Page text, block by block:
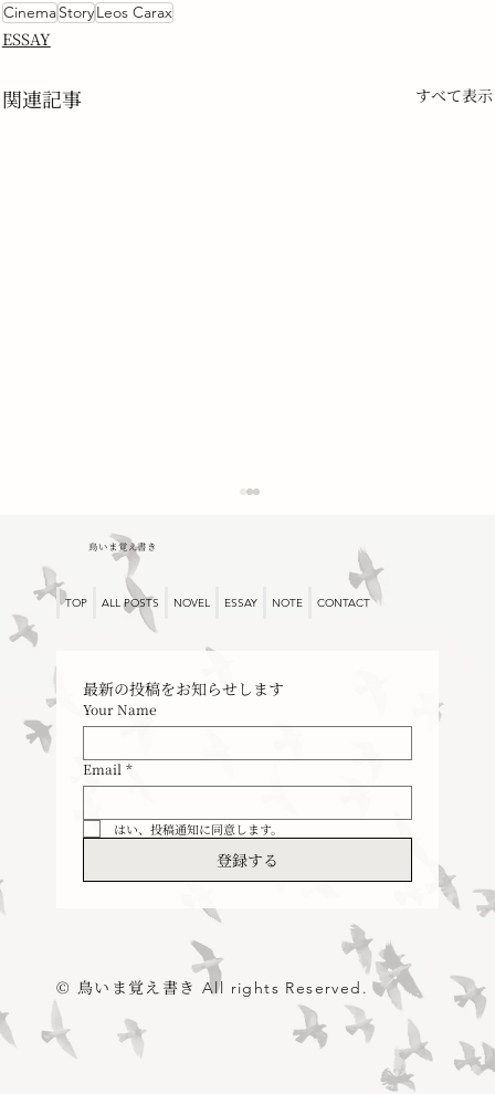
CinemaStoryLeos Carax
ESSAY
関連記事 すべて表示
書くための素描（モネとブーダン）
鳥いま覚え書き
TOP ALL POSTS NOVEL ESSAY NOTE CONTACT
最新の投稿をお知らせします
Your Name
Email *
はい、投稿通知に同意します。
登録する
© 鳥いま覚え書き All rights Reserved.